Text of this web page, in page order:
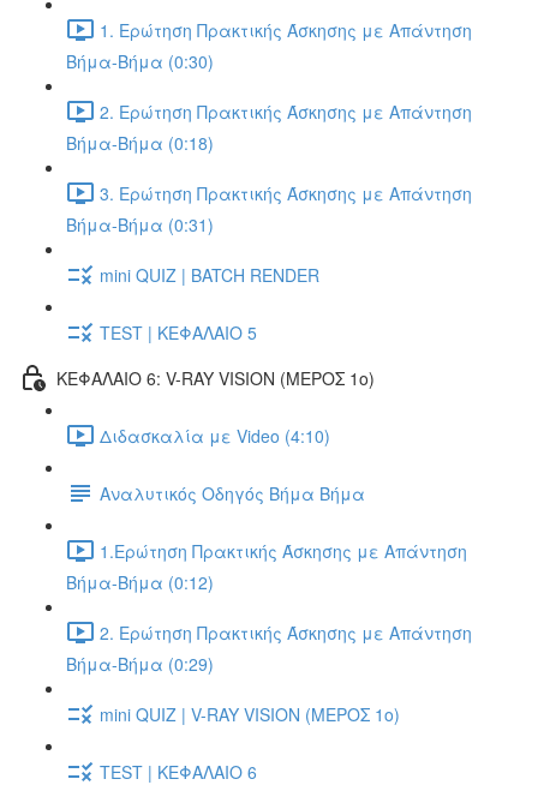
1. Ερώτηση Πρακτικής Άσκησης με Απάντηση
Βήμα-Βήμα (0:30)
2. Ερώτηση Πρακτικής Άσκησης με Απάντηση
Βήμα-Βήμα (0:18)
3. Ερώτηση Πρακτικής Άσκησης με Απάντηση
Βήμα-Βήμα (0:31)
mini QUIZ | BATCH RENDER
TEST | ΚΕΦΑΛΑΙΟ 5
ΚΕΦΑΛΑΙΟ 6: V-RAY VISION (ΜΕΡΟΣ 1ο)
Διδασκαλία με Video (4:10)
Αναλυτικός Οδηγός Βήμα Βήμα
1.Ερώτηση Πρακτικής Άσκησης με Απάντηση
Βήμα-Βήμα (0:12)
2. Ερώτηση Πρακτικής Άσκησης με Απάντηση
Βήμα-Βήμα (0:29)
mini QUIZ | V-RAY VISION (ΜΕΡΟΣ 1ο)
TEST | ΚΕΦΑΛΑΙΟ 6